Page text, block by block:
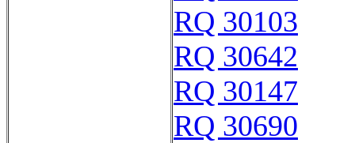
RQ 30103
RQ 30642
RQ 30147
RQ 30690